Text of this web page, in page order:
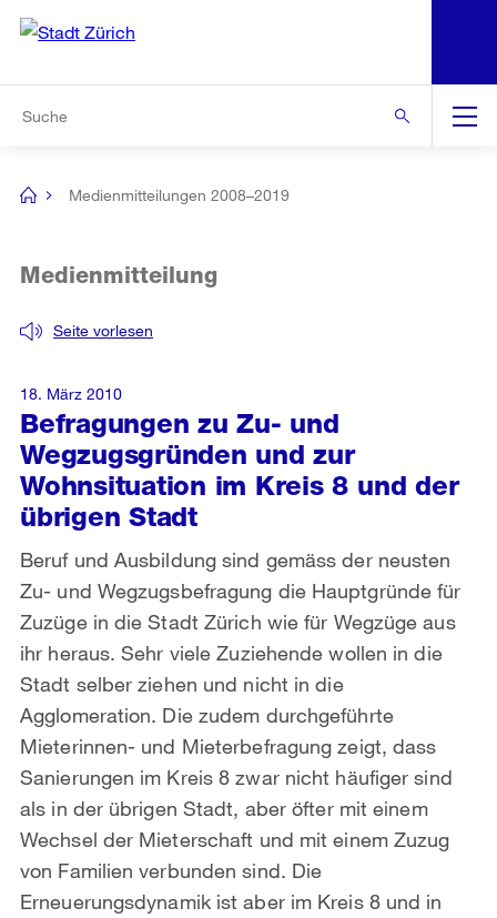
Navigation
[no
Medienmitteilungen 2008–2019
Befragungen zu Zu- und
Wegzugsgründen und zur
Wohnsituation im Kreis 8 und der
übrigen Stadt
Seite vorlesen
Medienmitteilung
Beruf und Ausbildung sind gemäss der neusten
Zu- und Wegzugsbefragung die Hauptgründe für
Zuzüge in die Stadt Zürich wie für Wegzüge aus
ihr heraus. Sehr viele Zuziehende wollen in die
Stadt selber ziehen und nicht in die
Agglomeration. Die zudem durchgeführte
Mieterinnen- und Mieterbefragung zeigt, dass
Sanierungen im Kreis 8 zwar nicht häufiger sind
als in der übrigen Stadt, aber öfter mit einem
Wechsel der Mieterschaft und mit einem Zuzug
von Familien verbunden sind. Die
Erneuerungsdynamik ist aber im Kreis 8 und in
18. März 2010